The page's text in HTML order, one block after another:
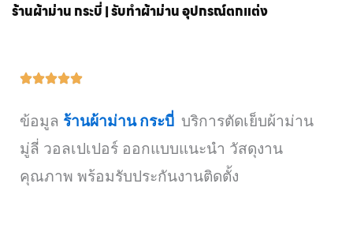
ร้านผ้าม่าน กระบี่ | รับทำผ้าม่าน อุปกรณ์ตกแต่ง
ข้อมูล ร้านผ้าม่าน กระบี่ บริการตัดเย็บผ้าม่าน
มู่ลี่ วอลเปเปอร์ ออกแบบแนะนำ วัสดุงาน
คุณภาพ พร้อมรับประกันงานติดตั้ง